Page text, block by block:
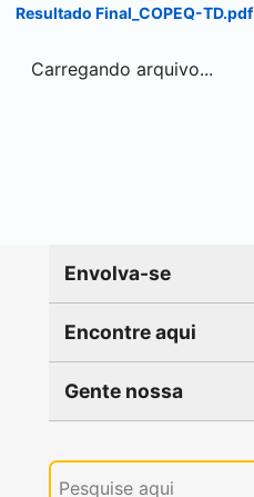
Resultado Final_COPEQ-TD.pdf
Carregando arquivo...
Envolva-se
Encontre aqui
Gente nossa